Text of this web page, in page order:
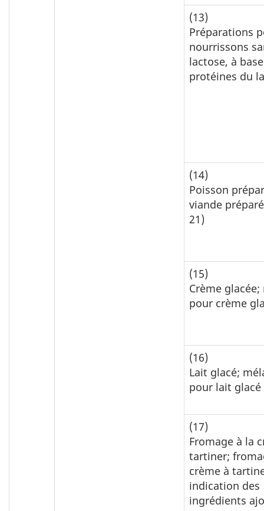
(13)
Préparations
nourrissons
lactose, à
protéines du
(14)
Poisson
viande
21)
(15)
Crème
pour crème
(16)
Lait glacé;
pour lait glacé
(17)
Fromage à la
tartiner;
crème à
indication des
ingrédients